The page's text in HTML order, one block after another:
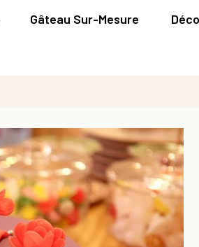
Gâteau Sur-Mesure